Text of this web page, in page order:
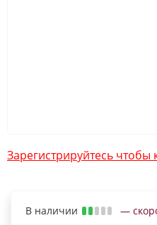
Зарегистрируйтесь чтобы
В наличии —